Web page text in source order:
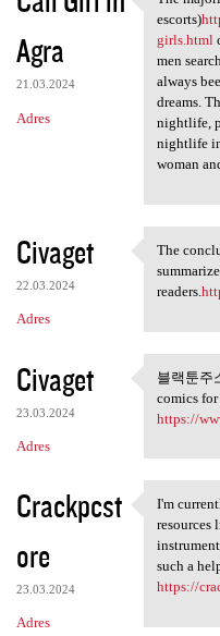
Agra
21.03.2024
Adres
Theescorts)
girls.html
men
always
dreams.
nightlife,
nightlife
woman
Civaget
22.03.2024
Adres
The
The
readers.
Civaget
23.03.2024
Adres
블랙툰
블랙툰주
comics for
https://
Crackpcst
ore
23.03.2024
Adres
I'm
I'm
resources
such a
https://